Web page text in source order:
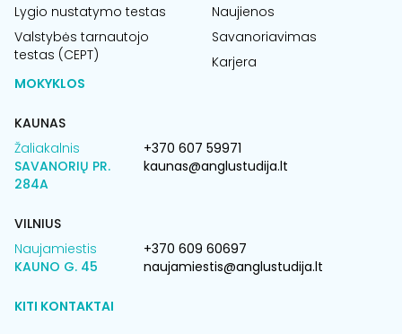
Lygio nustatymo testas
Valstybės tarnautojo
testas (CEPT)
Naujienos
Savanoriavimas
Karjera
MOKYKLOS
KAUNAS
Žaliakalnis
SAVANORIŲ PR.
284A
+370 607 59971
kaunas@anglustudija.lt
VILNIUS
Naujamiestis
KAUNO G. 45
+370 609 60697
naujamiestis@anglustudija.lt
KITI KONTAKTAI